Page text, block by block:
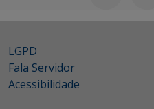
LGPD
Fala Servidor
Acessibilidade